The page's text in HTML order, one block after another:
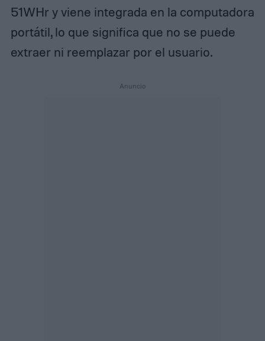
51WHr y viene integrada en la computadora
portátil, lo que significa que no se puede
extraer ni reemplazar por el usuario.